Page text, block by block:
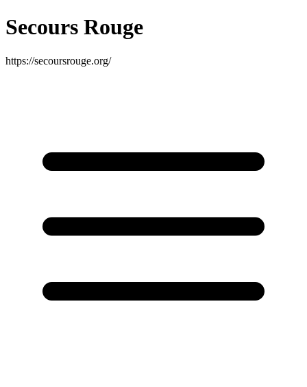
Secours Rouge
https://secoursrouge.org/